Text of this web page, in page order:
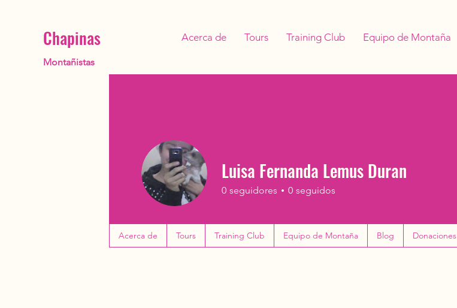
Chapinas
Montañistas
Acerca de Tours Training Club Equipo de Montaña
Luisa Fernanda Lemus Duran
0 seguidores 0 seguidos
Acerca de Tours Training Club Equipo de Montaña Blog Donaciones